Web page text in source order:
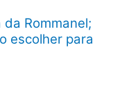
Rommanel;
escolher para